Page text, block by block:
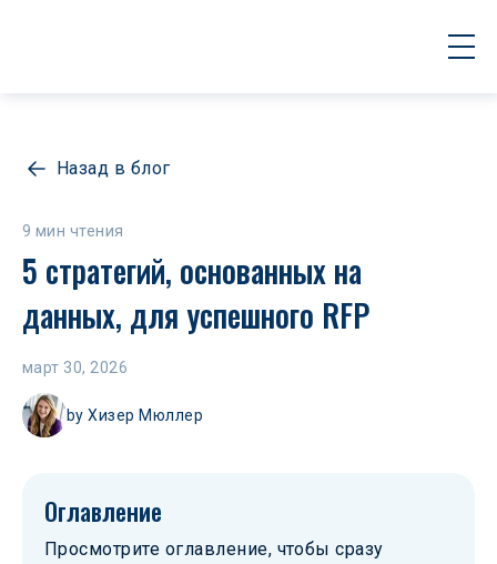
Назад в блог
9 мин чтения
5 стратегий, основанных на
данных, для успешного RFP
март 30, 2026
byХизер Мюллер
Оглавление
Просмотрите оглавление, чтобы сразу